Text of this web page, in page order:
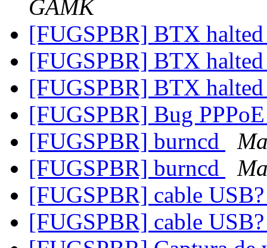
GAMK
[FUGSPBR] BTX
[FUGSPBR] BTX
[FUGSPBR] BTX
[FUGSPBR] Bug
[FUGSPBR] burncd
[FUGSPBR] burncd
[FUGSPBR] cable
[FUGSPBR] cable